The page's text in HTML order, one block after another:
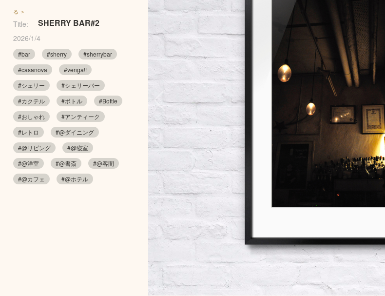
る ＞
Title: SHERRY BAR#2
2026/1/4
#bar #sherry
#sherrybar
#casanova
#venga!!
#シェリー
#シェリーバー
#カクテル
#ボトル
#Bottle
#おしゃれ
#アンティーク
#レトロ
#@ダイニング
#@リビング
#@寝室
#@洋室
#@書斎
#@客間
#@カフェ
#@ホテル